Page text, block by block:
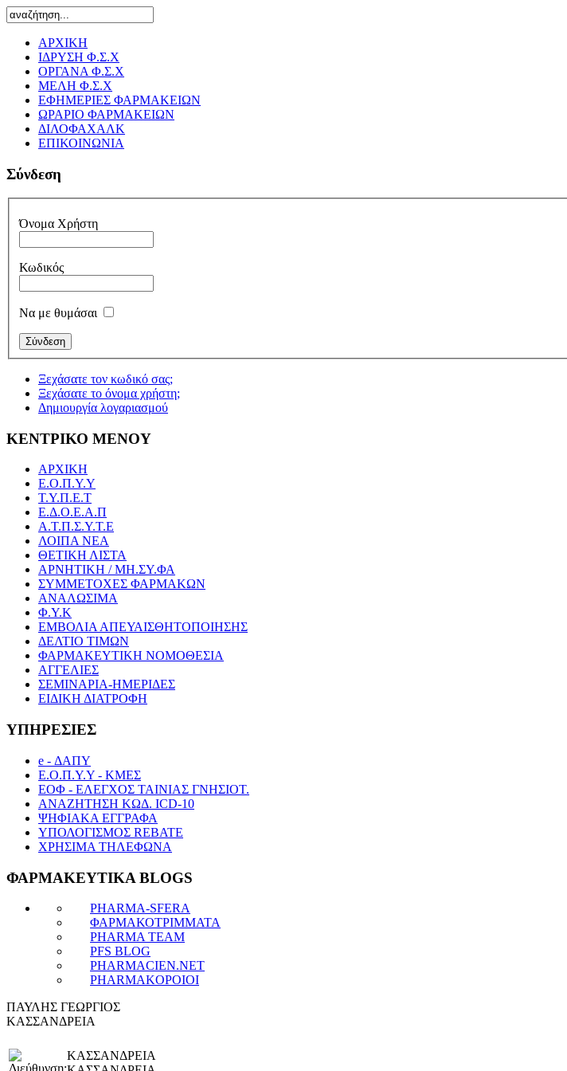
ΑΡΧΙΚΗ
ΙΔΡΥΣΗ Φ.Σ.Χ
ΟΡΓΑΝΑ Φ.Σ.Χ
ΜΕΛΗ Φ.Σ.Χ
ΕΦΗΜΕΡΙΕΣ ΦΑΡΜΑΚΕΙΩΝ
ΩΡΑΡΙΟ ΦΑΡΜΑΚΕΙΩΝ
ΔΙΛΟΦΑΧΑΛΚ
ΕΠΙΚΟΙΝΩΝΙΑ
Σύνδεση
Όνομα Χρήστη
Κωδικός
Να με θυμάσαι
Ξεχάσατε τον κωδικό σας;
Ξεχάσατε το όνομα χρήστη;
Δημιουργία λογαριασμού
ΚΕΝΤΡΙΚΟ ΜΕΝΟΥ
ΑΡΧΙΚΗ
Ε.Ο.Π.Υ.Υ
Τ.Υ.Π.Ε.Τ
Ε.Δ.Ο.Ε.Α.Π
Α.Τ.Π.Σ.Υ.Τ.Ε
ΛΟΙΠΑ ΝΕΑ
ΘΕΤΙΚΗ ΛΙΣΤΑ
ΑΡΝΗΤΙΚΗ / ΜΗ.ΣΥ.ΦΑ
ΣΥΜΜΕΤΟΧΕΣ ΦΑΡΜΑΚΩΝ
ΑΝΑΛΩΣΙΜΑ
Φ.Υ.Κ
ΕΜΒΟΛΙΑ ΑΠΕΥΑΙΣΘΗΤΟΠΟΙΗΣΗΣ
ΔΕΛΤΙΟ ΤΙΜΩΝ
ΦΑΡΜΑΚΕΥΤΙΚΗ ΝΟΜΟΘΕΣΙΑ
ΑΓΓΕΛΙΕΣ
ΣΕΜΙΝΑΡΙΑ-ΗΜΕΡΙΔΕΣ
ΕΙΔΙΚΗ ΔΙΑΤΡΟΦΗ
ΥΠΗΡΕΣΙΕΣ
e - ΔΑΠΥ
Ε.Ο.Π.Υ.Υ - ΚΜΕΣ
ΕΟΦ - ΕΛΕΓΧΟΣ ΤΑΙΝΙΑΣ ΓΝΗΣΙΟΤ.
ΑΝΑΖΗΤΗΣΗ ΚΩΔ. ICD-10
ΨΗΦΙΑΚΑ ΕΓΓΡΑΦΑ
ΥΠΟΛΟΓΙΣΜΟΣ REBATE
ΧΡΗΣΙΜΑ ΤΗΛΕΦΩΝΑ
ΦΑΡΜΑΚΕΥΤΙΚΑ BLOGS
PHARMA-SFERA
ΦΑΡΜΑΚΟΤΡΙΜΜΑΤΑ
PHARMA TEAM
PFS BLOG
PHARMACIEN.NET
PHARMAKOPOIOI
ΠΑΥΛΗΣ ΓΕΩΡΓΙΟΣ
ΚΑΣΣΑΝΔΡΕΙΑ
ΚΑΣΣΑΝΔΡΕΙΑ